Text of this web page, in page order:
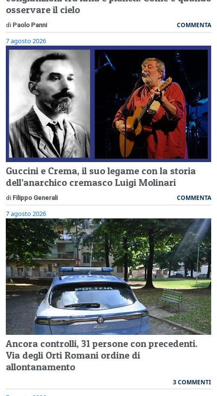
osservare il cielo
di Paolo Panni COMMENTA
7 agosto 2026
Guccini e Crema, il suo legame con la storia
dell’anarchico cremasco Luigi Molinari
di Filippo Generali COMMENTA
7 agosto 2026
Ancora controlli, 31 persone con precedenti.
Via degli Orti Romani ordine di
allontanamento
3 COMMENTI